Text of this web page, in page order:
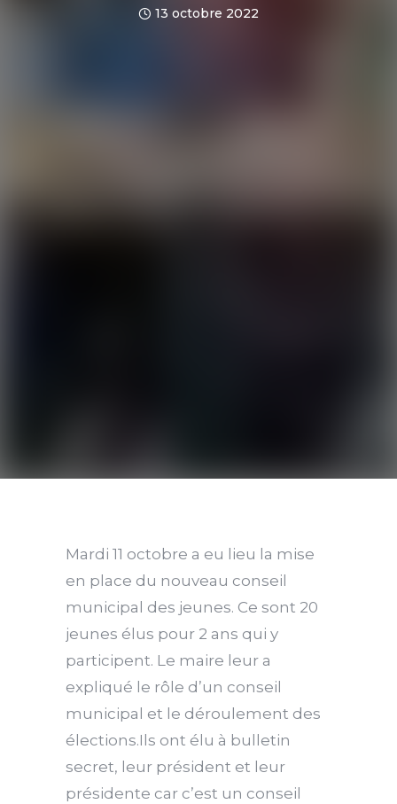
13 octobre 2022
Mardi 11 octobre a eu lieu la mise
en place du nouveau conseil
municipal des jeunes. Ce sont 20
jeunes élus pour 2 ans qui y
participent. Le maire leur a
expliqué le rôle d’un conseil
municipal et le déroulement des
élections.Ils ont élu à bulletin
secret, leur président et leur
présidente car c’est un conseil